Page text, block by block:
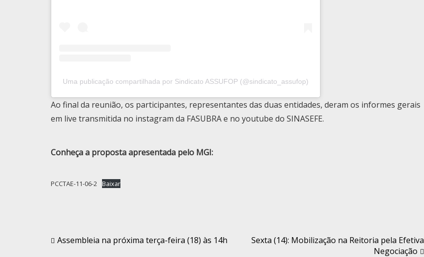
Uma publicação compartilhada por Sindicato ASSUFOP (@sindicato_assufop)
Ao final da reunião, os participantes, representantes das duas entidades, deram os informes gerais
em live transmitida no instagram da FASUBRA e no youtube do SINASEFE.
Conheça a proposta apresentada pelo MGI:
PCCTAE-11-06-2 Baixar
Navegação
Assembleia na próxima terça-feira (18) às 14h
Sexta (14): Mobilização na Reitoria pela Efetiva
Negociação